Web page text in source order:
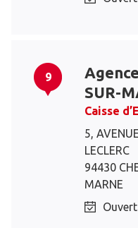
9
SUR-
Caisse
5,
LECLERC
94430
MARNE